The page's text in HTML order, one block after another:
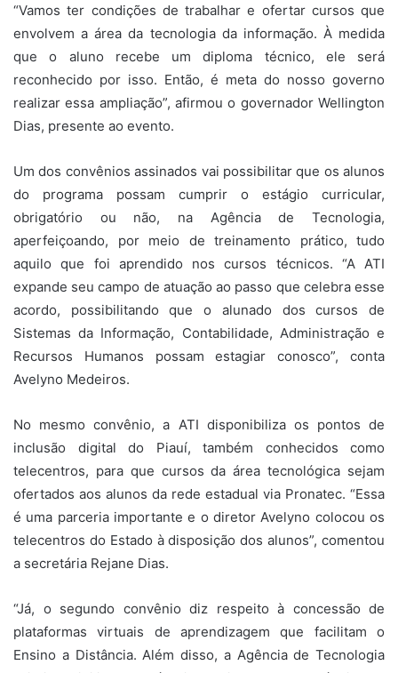
“Vamos ter condições de trabalhar e ofertar cursos que
envolvem a área da tecnologia da informação. À medida
que o aluno recebe um diploma técnico, ele será
reconhecido por isso. Então, é meta do nosso governo
realizar essa ampliação”, afirmou o governador Wellington
Dias, presente ao evento.
Um dos convênios assinados vai possibilitar que os alunos
do programa possam cumprir o estágio curricular,
obrigatório ou não, na Agência de Tecnologia,
aperfeiçoando, por meio de treinamento prático, tudo
aquilo que foi aprendido nos cursos técnicos. “A ATI
expande seu campo de atuação ao passo que celebra esse
acordo, possibilitando que o alunado dos cursos de
Sistemas da Informação, Contabilidade, Administração e
Recursos Humanos possam estagiar conosco”, conta
Avelyno Medeiros.
No mesmo convênio, a ATI disponibiliza os pontos de
inclusão digital do Piauí, também conhecidos como
telecentros, para que cursos da área tecnológica sejam
ofertados aos alunos da rede estadual via Pronatec. “Essa
é uma parceria importante e o diretor Avelyno colocou os
telecentros do Estado à disposição dos alunos”, comentou
a secretária Rejane Dias.
“Já, o segundo convênio diz respeito à concessão de
plataformas virtuais de aprendizagem que facilitam o
Ensino a Distância. Além disso, a Agência de Tecnologia